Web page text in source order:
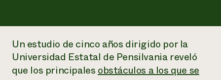
Informe de
impacto 2024
Latinos en la agricultura
Sistemas alimentarios locales
Agricultura urbana
Las mujeres en la agricultura
Blog
Podcasts
Publicaciones
Cursos cortos
Boletín
Un estudio de cinco años dirigido por la
Universidad Estatal de Pensilvania reveló
que los principalesobstáculos a los que se